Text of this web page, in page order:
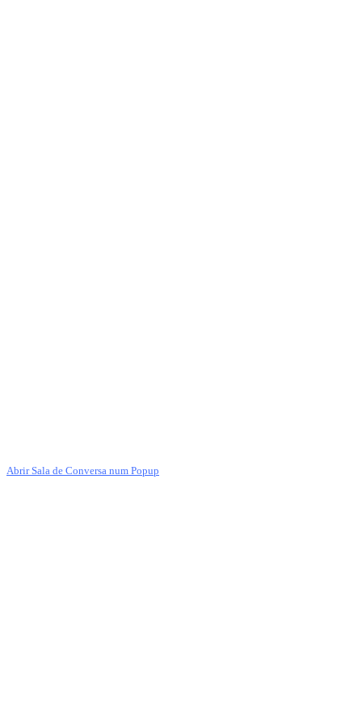
Abrir Sala de Conversa num Popup